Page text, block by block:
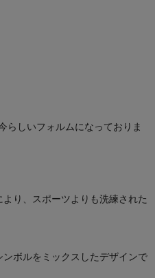
らしいフォルムになっておりま
り、スポーツよりも洗練された
ボルをミックスしたデザインで